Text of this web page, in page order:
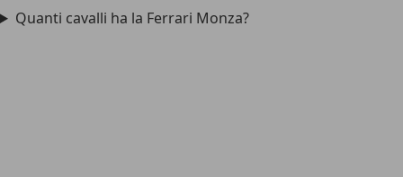
Quanti cavalli ha la Ferrari Monza?